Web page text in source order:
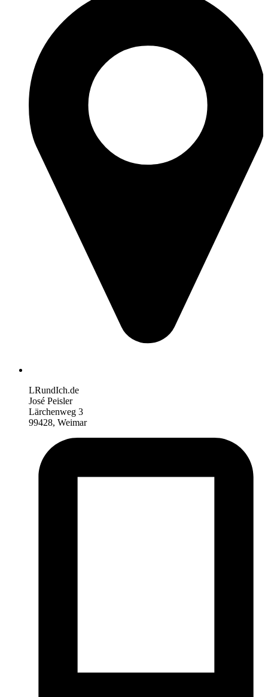
LRundIch.de
José Peisler
Lärchenweg 3
99428, Weimar